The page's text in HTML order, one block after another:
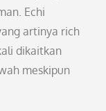
Echi
artinya rich
dikaitkan
meskipun